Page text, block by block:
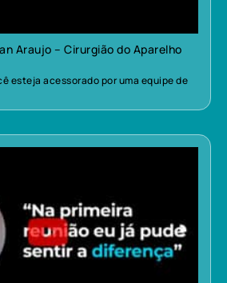
Araujo – Cirurgião do Aparelho
esteja acessorado por uma equipe de